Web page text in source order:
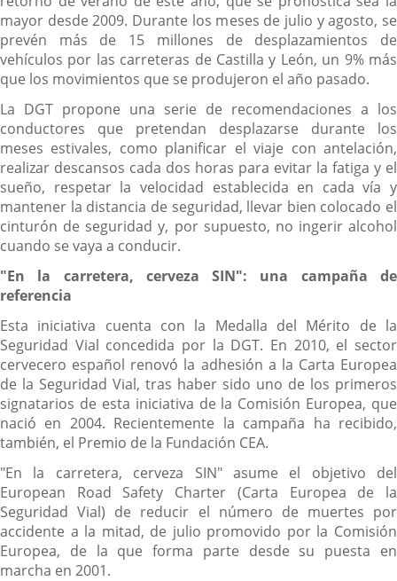
mayor desde 2009. Durante los meses de julio y agosto, se
prevén más de 15 millones de desplazamientos de
vehículos por las carreteras de Castilla y León, un 9% más
que los movimientos que se produjeron el año pasado.
La DGT propone una serie de recomendaciones a los
conductores que pretendan desplazarse durante los
meses estivales, como planificar el viaje con antelación,
realizar descansos cada dos horas para evitar la fatiga y el
sueño, respetar la velocidad establecida en cada vía y
mantener la distancia de seguridad, llevar bien colocado el
cinturón de seguridad y, por supuesto, no ingerir alcohol
cuando se vaya a conducir.
"En la carretera, cerveza SIN": una campaña de
referencia
Esta iniciativa cuenta con la Medalla del Mérito de la
Seguridad Vial concedida por la DGT. En 2010, el sector
cervecero español renovó la adhesión a la Carta Europea
de la Seguridad Vial, tras haber sido uno de los primeros
signatarios de esta iniciativa de la Comisión Europea, que
nació en 2004. Recientemente la campaña ha recibido,
también, el Premio de la Fundación CEA.
"En la carretera, cerveza SIN" asume el objetivo del
European Road Safety Charter (Carta Europea de la
Seguridad Vial) de reducir el número de muertes por
accidente a la mitad, de julio promovido por la Comisión
Europea, de la que forma parte desde su puesta en
marcha en 2001.